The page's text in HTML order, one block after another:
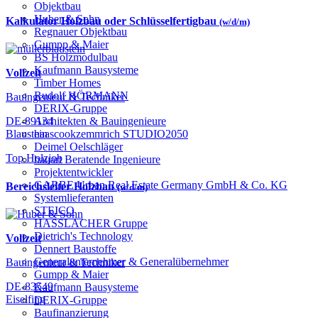
Objektbau
Huber & Sohn
Regnauer Objektbau
Gumpp & Maier
BS Holzmodulbau
Kaufmann Bausysteme
Timber Homes
Rudolf HÖRMANN
DERIX-Gruppe
Architekten & Bauingenieure
haascookzemmrich STUDIO2050
Deimel Oelschläger
bauart Beratende Ingenieure
Projektentwickler
GARBE Urban Real Estate Germany GmbH & Co. KG
Systemlieferanten
STEICO
HASSLACHER Gruppe
Dietrich's Technology
Dennert Baustoffe
Generalunternehmer & Generalübernehmer
Gumpp & Maier
Kaufmann Bausysteme
DERIX-Gruppe
Baufinanzierung
Kalkulator Holzbau oder Schlüsselfertigbau (w/d/m)
Vollzeit
Bauingenieur & Techniker
DE-89134
Blaustein
Top Holzjob
Bereichsleiter Holzbau(w/d/m)
Vollzeit
Bauingenieur & Techniker
DE-83549
Eiselfing